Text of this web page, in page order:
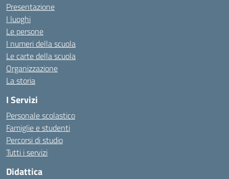
Presentazione
I luoghi
Le persone
I numeri della scuola
Le carte della scuola
Organizzazione
La storia
I Servizi
Personale scolastico
Famiglie e studenti
Percorsi di studio
Tutti i servizi
Didattica